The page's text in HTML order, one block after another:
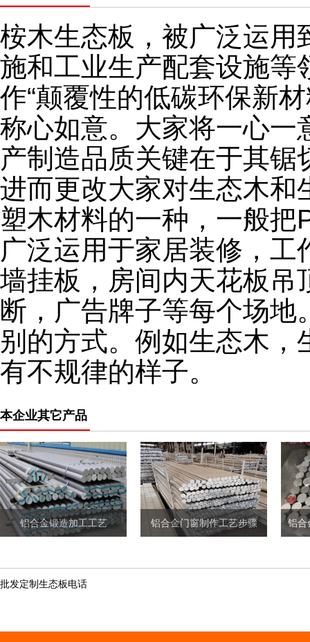
桉木生态板，被广泛运用
施和工业生产配套设施等
作“颠覆性的低碳环保新
称心如意。大家将一心一
产制造品质关键在于其
进而更改大家对生态木和
塑木材料的一种，一般
广泛运用于家居装修，
墙挂板，房间内天花板吊
断，广告牌子等每个场
别的方式。例如生态木
有不规律的样子。
本企业其它产品
铝合金锻造加工工艺 铝合金门窗制作工艺步骤
批发定制生态板电话